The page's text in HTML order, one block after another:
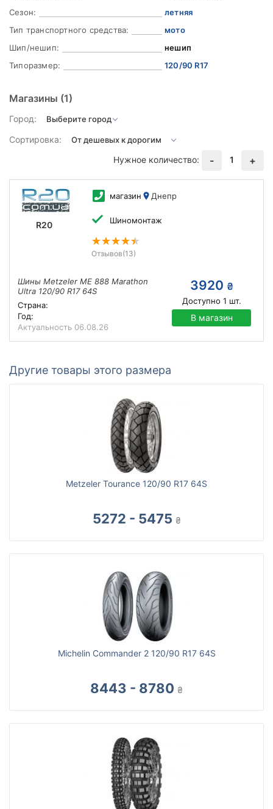
Сезон:
летняя
Тип транспортного средства:
мото
Шип/нешип:
нешип
Типоразмер:
120/90 R17
Магазины (1)
Город:
Сортировка:
Нужное количество:
- 1 +
R20
магазин Днепр
Шиномонтаж
Отзывов(13)
Шины Metzeler ME 888 Marathon
Ultra 120/90 R17 64S
Страна:
Год:
Актуальность 06.08.26
3920 ₴
Доступно 1 шт.
В магазин
Другие товары этого размера
Metzeler Tourance 120/90 R17 64S
5272 - 5475 ₴
Michelin Commander 2 120/90 R17 64S
8443 - 8780 ₴